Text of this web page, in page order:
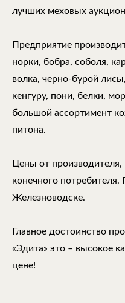
лучших меховых
Предприятие
норки, бобра, соболя,
волка, черно-бурой
кенгуру, пони, белки,
большой ассортимент
питона.
Цены от производителя,
конечного потребителя.
Железноводске.
Главное достоинство
«Эдита» это – высокое
цене!